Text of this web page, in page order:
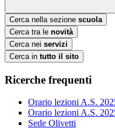
Cerca nella sezione scuola
Cerca tra le novità
Cerca nei servizi
Cerca in tutto il sito
Ricerche frequenti
Orario lezioni A.S.
Orario lezioni A.S.
Sede Olivetti